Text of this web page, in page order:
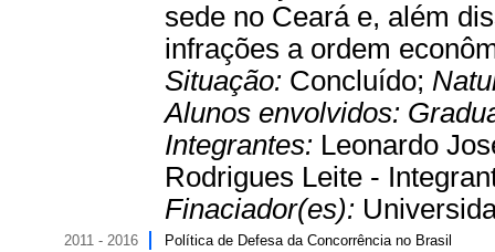
sede no Ceará e, além
infrações a ordem
Situação: Concluído;
Alunos envolvidos:
Integrantes: Leonardo
Rodrigues Leite -
Finaciador(es):
2011 - 2016 Política de Defesa da Concorrência no Brasil